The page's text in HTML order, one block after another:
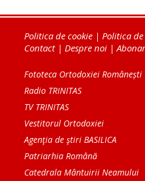
Politica de cookie | Politica
Contact| Despre noi |
Fototeca Ortodoxiei Românești
Radio TRINITAS
TV TRINITAS
Vestitorul Ortodoxiei
Agenţia de ştiri BASILICA
Patriarhia Română
Catedrala Mântuirii Neamului